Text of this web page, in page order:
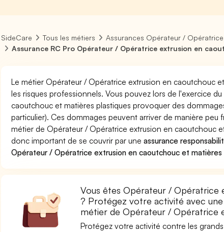
SideCare Tous les métiers
Assurances Opérateur /
Assurance RC Pro Opérateur / Opératrice extrusion en
Le métier Opérateur / Opératrice extrusion en caoutchouc
les risques professionnels. Vous pouvez lors de l'exercice
caoutchouc et matières plastiques provoquer des
particulier). Ces dommages peuvent arriver de manière
métier de Opérateur / Opératrice extrusion en caoutchouc
donc important de se couvrir par uneassurance
Opérateur / Opératrice extrusion en caoutchouc et matières
Vous êtes Opérateur / Opératrice
? Protégez votre activité avec
métier de Opérateur / Opératrice
Protégez votre activité contre les